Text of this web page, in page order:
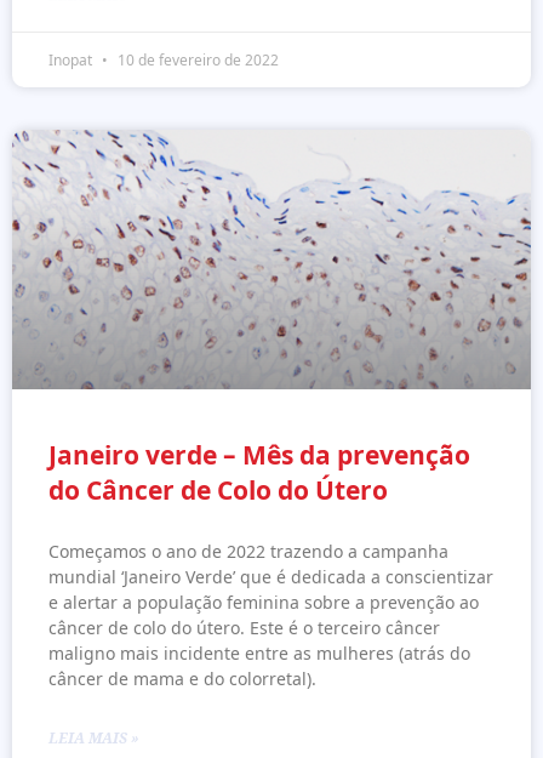
Inopat 10 de fevereiro de 2022
Janeiro verde – Mês da prevenção
do Câncer de Colo do Útero
Começamos o ano de 2022 trazendo a campanha
mundial ‘Janeiro Verde’ que é dedicada a conscientizar
e alertar a população feminina sobre a prevenção ao
câncer de colo do útero. Este é o terceiro câncer
maligno mais incidente entre as mulheres (atrás do
câncer de mama e do colorretal).
LEIA MAIS »